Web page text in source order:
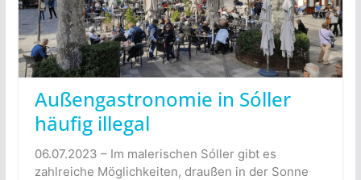
Außengastronomie in Sóller
häufig illegal
06.07.2023 – Im malerischen Sóller gibt es
zahlreiche Möglichkeiten, draußen in der Sonne